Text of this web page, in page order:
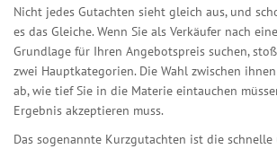
Nicht jedes Gutachten sieht gleich aus, und
es das Gleiche. Wenn Sie als Verkäufer nach
Grundlage für Ihren Angebotspreis suchen,
zwei Hauptkategorien. Die Wahl zwischen
ab, wie tief Sie in die Materie eintauchen
Ergebnis akzeptieren muss.
Das sogenannte Kurzgutachten ist die